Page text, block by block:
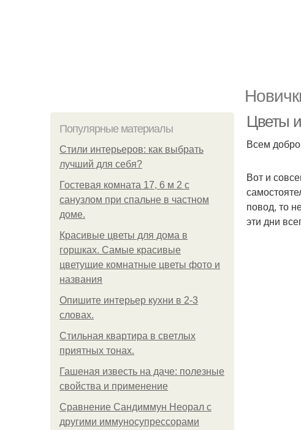
Популярные материалы
Стили интерьеров: как выбрать
лучший для себя?
Гостевая комната 17, 6 м 2 с
санузлом при спальне в частном
доме.
Красивые цветы для дома в
горшках. Самые красивые
цветущие комнатные цветы фото и
названия
Опишите интерьер кухни в 2-3
словах.
Стильная квартира в светлых
приятных тонах.
Гашеная известь на даче: полезные
свойства и применение
Сравнение Сандиммун Неорал с
другими иммуносупрессорами
Цветы
Всем
Вот и
повод, то
эти дни